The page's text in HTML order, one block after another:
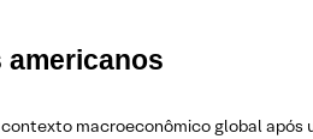
americanos
macroeconômico global após